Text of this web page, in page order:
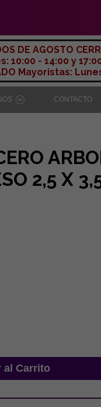
DE AGOSTO
10:00 - 14:00 y
Mayoristas:
CONTACTO
2,5 X